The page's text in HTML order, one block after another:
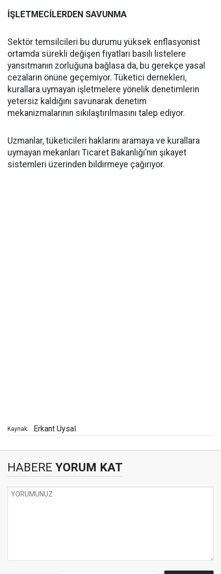
İŞLETMECİLERDEN SAVUNMA
Sektör temsilcileri bu durumu yüksek enflasyonist
ortamda sürekli değişen fiyatları basılı listelere
yansıtmanın zorluğuna bağlasa da, bu gerekçe yasal
cezaların önüne geçemiyor. Tüketici dernekleri,
kurallara uymayan işletmelere yönelik denetimlerin
yetersiz kaldığını savunarak denetim
mekanizmalarının sıkılaştırılmasını talep ediyor.
Uzmanlar, tüketicileri haklarını aramaya ve kurallara
uymayan mekanları Ticaret Bakanlığı’nın şikayet
sistemleri üzerinden bildirmeye çağırıyor.
Kaynak: Erkant Uysal
HABERE YORUM KAT